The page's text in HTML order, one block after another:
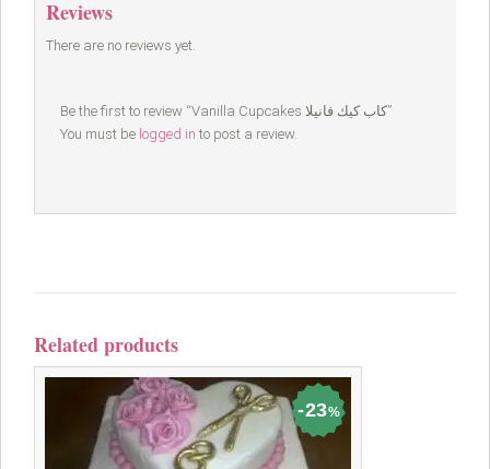
Reviews
There are no reviews yet.
Be the first to review “Vanilla Cupcakes كاب كيك فانيلا”
You must be logged in to post a review.
Related products
23%